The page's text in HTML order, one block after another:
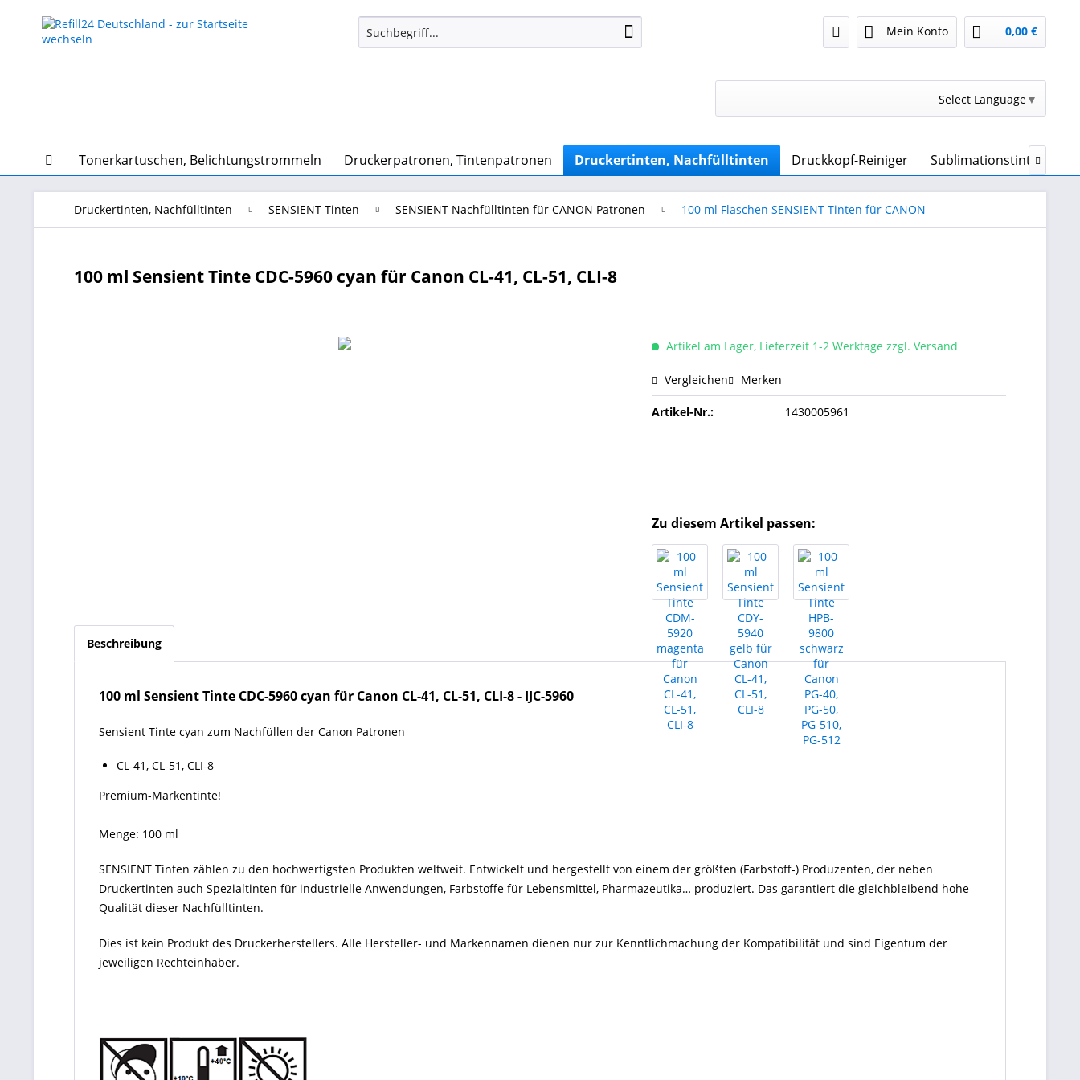
Mein Konto 0,00 €
Select Language▼
Tonerkartuschen, Belichtungstrommeln Druckerpatronen, Tintenpatronen Druckertinten, Nachfülltinten Druckkopf-Reiniger Sublimationstinte &

Druckertinten, Nachfülltinten SENSIENT Tinten SENSIENT Nachfülltinten für CANON Patronen 100 ml Flaschen SENSIENT Tinten für CANON
100 ml Sensient Tinte CDC-5960 cyan für Canon CL-41, CL-51, CLI-8
Artikel am Lager, Lieferzeit 1-2 Werktage zzgl. Versand
Vergleichen Merken
Artikel-Nr.: 1430005961
Zu diesem Artikel passen:
Beschreibung
100 ml Sensient Tinte CDC-5960 cyan für Canon CL-41, CL-51, CLI-8 - IJC-5960
Sensient Tinte cyan zum Nachfüllen der Canon Patronen
CL-41, CL-51, CLI-8
Premium-Markentinte!
Menge: 100 ml
SENSIENT Tinten zählen zu den hochwertigsten Produkten weltweit. Entwickelt und hergestellt von einem der größten (Farbstoff-) Produzenten, der neben
Druckertinten auch Spezialtinten für industrielle Anwendungen, Farbstoffe für Lebensmittel, Pharmazeutika… produziert. Das garantiert die gleichbleibend hohe
Qualität dieser Nachfülltinten.
Dies ist kein Produkt des Druckerherstellers. Alle Hersteller- und Markennamen dienen nur zur Kenntlichmachung der Kompatibilität und sind Eigentum der
jeweiligen Rechteinhaber.